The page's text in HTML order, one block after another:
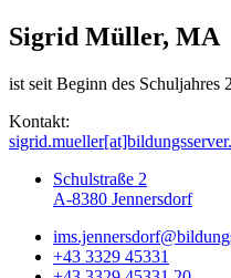
Sigrid Müller, MA
ist seit Beginn des Schuljahres
Kontakt:
Schulstraße 2
A-8380 Jennersdorf
+43 3329 45331